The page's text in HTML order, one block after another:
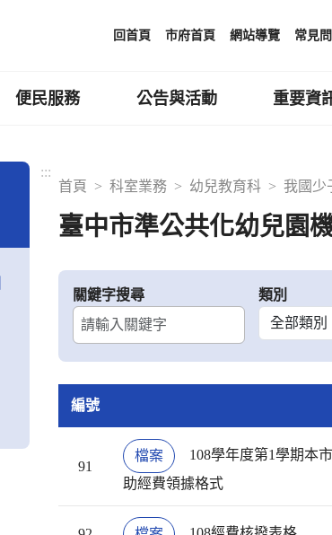
回首頁 市府首頁 網站導覽 常見
便民服務 公告與活動 重要資
:::
首頁
科室業務 幼兒教育科 我國少
臺中市準公共化幼兒園
關鍵字搜尋 類別
編號
91
檔案
108學年度第1學期本
助經費領據格式